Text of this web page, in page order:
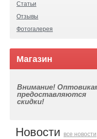
Статьи
Отзывы
Фотогалерея
Магазин
Внимание!
предоставляются
скидки!
Новости все новости